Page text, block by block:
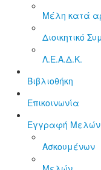
Μέλη κατά
Διοικητικό
Λ.Ε.Α.Δ.Κ.
Βιβλιοθήκη
Επικοινωνία
Εγγραφή Μελών
Ασκουμένων